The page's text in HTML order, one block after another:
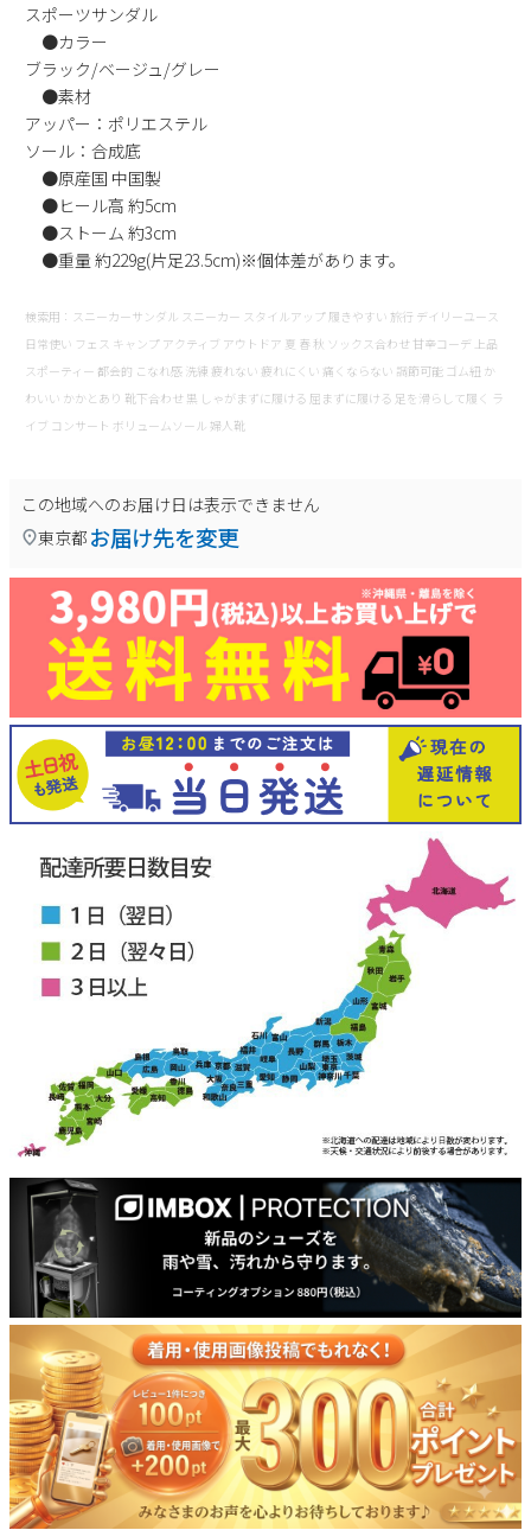
会社概要
プライバシーポリシー
特定商取引法に基づく表示
お問い合わせ
スポーツサンダル
●カラー
ブラック/ベージュ/グレー
●素材
アッパー：ポリエステル
ソール：合成底
●原産国 中国製
●ヒール高 約5cm
●ストーム 約3cm
●重量 約229g(片足23.5cm)※個体差があります。
検索用：スニーカーサンダル スニーカー スタイルアップ 履きやすい 旅行 デイリーユース
日常使い フェス キャンプ アクティブ アウトドア 夏 春 秋 ソックス合わせ 甘辛コーデ 上品
スポーティー 都会的 こなれ感 洗練 疲れない 疲れにくい 痛くならない 調節可能 ゴム紐 か
わいい かかとあり 靴下合わせ 黒 しゃがまずに履ける 屈まずに履ける 足を滑らして履く ラ
イブ コンサート ボリュームソール 婦人靴
この地域へのお届け日は表示できません
東京都 お届け先を変更